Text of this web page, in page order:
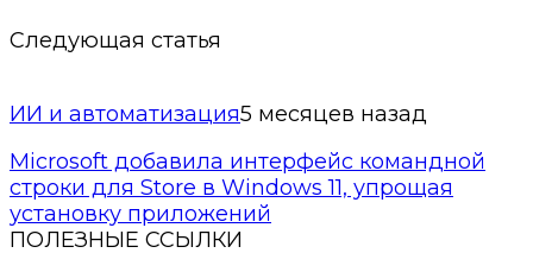
Следующая статья
ИИ и автоматизация5 месяцев назад
Microsoft добавила интерфейс командной
строки для Store в Windows 11, упрощая
установку приложений
ПОЛЕЗНЫЕ ССЫЛКИ